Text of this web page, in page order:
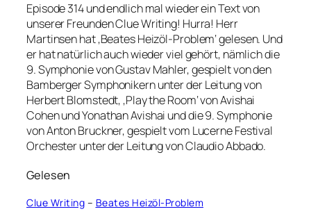
Episode 314 und endlich mal wieder ein Text von
unserer Freunden Clue Writing! Hurra! Herr
Martinsen hat ‚Beates Heizöl-Problem‘ gelesen. Und
er hat natürlich auch wieder viel gehört, nämlich die
9. Symphonie von Gustav Mahler, gespielt von den
Bamberger Symphonikern unter der Leitung von
Herbert Blomstedt, ‚Play the Room‘ von Avishai
Cohen und Yonathan Avishai und die 9. Symphonie
von Anton Bruckner, gespielt vom Lucerne Festival
Orchester unter der Leitung von Claudio Abbado.
Gelesen
Clue Writing – Beates Heizöl-Problem